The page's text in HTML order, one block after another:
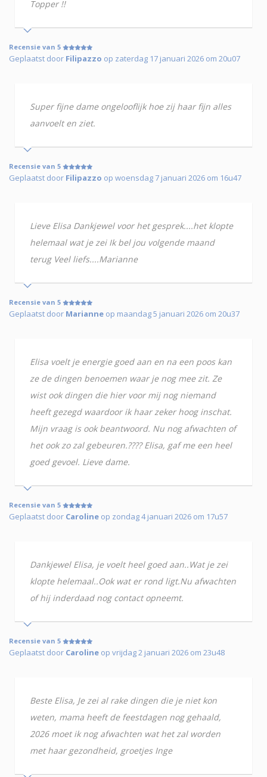
Topper !!
Recensie van 5
Geplaatst door Filipazzo op zaterdag 17 januari 2026 om 20u07
Super fijne dame ongelooflijk hoe zij haar fijn alles
aanvoelt en ziet.
Recensie van 5
Geplaatst door Filipazzo op woensdag 7 januari 2026 om 16u47
Lieve Elisa Dankjewel voor het gesprek....het klopte
helemaal wat je zei Ik bel jou volgende maand
terug Veel liefs....Marianne
Recensie van 5
Geplaatst door Marianne op maandag 5 januari 2026 om 20u37
Elisa voelt je energie goed aan en na een poos kan
ze de dingen benoemen waar je nog mee zit. Ze
wist ook dingen die hier voor mij nog niemand
heeft gezegd waardoor ik haar zeker hoog inschat.
Mijn vraag is ook beantwoord. Nu nog afwachten of
het ook zo zal gebeuren.???? Elisa, gaf me een heel
goed gevoel. Lieve dame.
Recensie van 5
Geplaatst door Caroline op zondag 4 januari 2026 om 17u57
Dankjewel Elisa, je voelt heel goed aan..Wat je zei
klopte helemaal..Ook wat er rond ligt.Nu afwachten
of hij inderdaad nog contact opneemt.
Recensie van 5
Geplaatst door Caroline op vrijdag 2 januari 2026 om 23u48
Beste Elisa, Je zei al rake dingen die je niet kon
weten, mama heeft de feestdagen nog gehaald,
2026 moet ik nog afwachten wat het zal worden
met haar gezondheid, groetjes Inge